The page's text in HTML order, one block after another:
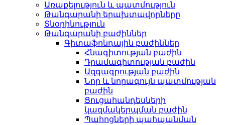
Առաքելություն և պատմություն
Թանգարանի երախտավորները
Տնօրինություն
Թանգարանի բաժիններ
Գիտաֆոնդային բաժիններ
Հնագիտության բաժին
Դրամագիտության բաժին
Ազգագրության բաժին
Նոր և նորագույն պատմության
բաժին
Ցուցահանդեսների
կազմակերպման բաժին
Պահոցների պահպանման